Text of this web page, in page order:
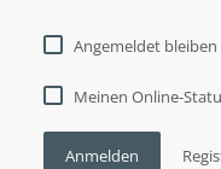
Angemeldet bleiben
Meinen Online-
Anmelden